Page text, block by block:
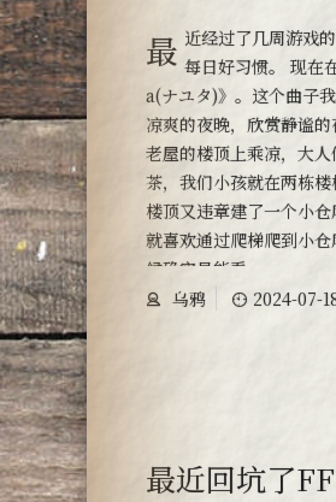
最近经过了几周游戏的沉迷，重新捡起了练习吉他的 每日好习惯。 现在
a(ナユタ)》。这个曲子
凉爽的夜晚，欣赏静谧
老屋的楼顶上乘凉，大
茶，我们小孩就在两栋
楼顶又违章建了一个小
就喜欢通过爬梯爬到小
候确实是能看
乌鸦
2024-07-
最近回坑了